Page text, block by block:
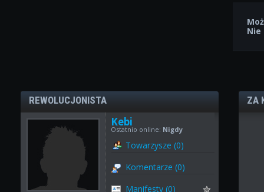
REWOLUCJONISTA
Kebi
Ostatnio online: Nigdy
Towarzysze (0)
Komentarze (0)
Manifesty (0)
ZA